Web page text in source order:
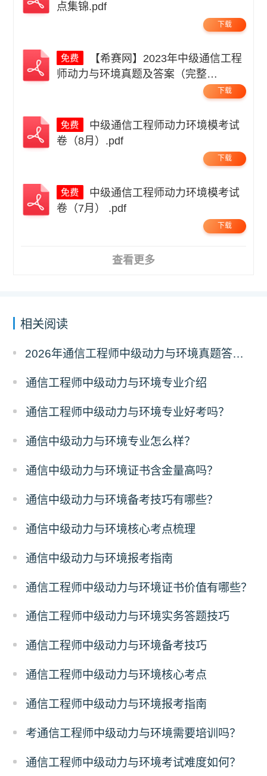
点集锦.pdf
下载
师动力与环境真题及答案（完整
下载
卷（8月）.pdf
下载
卷（7月） .pdf
下载
查看更多
相关阅读
2026年通信工程师中级动力与环境真题答案解析（考后更新）
通信工程师中级动力与环境专业介绍
通信工程师中级动力与环境专业好考吗？
通信中级动力与环境专业怎么样？
通信中级动力与环境证书含金量高吗？
通信中级动力与环境备考技巧有哪些？
通信中级动力与环境核心考点梳理
通信中级动力与环境报考指南
通信工程师中级动力与环境证书价值有哪些？
通信工程师中级动力与环境实务答题技巧
通信工程师中级动力与环境备考技巧
通信工程师中级动力与环境核心考点
通信工程师中级动力与环境报考指南
考通信工程师中级动力与环境需要培训吗？
通信工程师中级动力与环境考试难度如何？